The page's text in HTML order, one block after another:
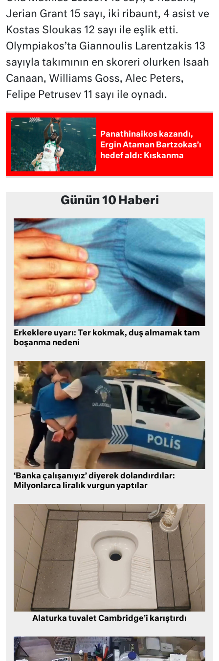
Jerian Grant 15 sayı, iki ribaunt, 4 asist ve
Kostas Sloukas 12 sayı ile eşlik etti.
Olympiakos’ta Giannoulis Larentzakis 13
sayıyla takımının en skoreri olurken Isaah
Canaan, Williams Goss, Alec Peters,
Felipe Petrusev 11 sayı ile oynadı.
Panathinaikos kazandı,
Ergin Ataman Bartzokas’ı
hedef aldı: Kıskanma
Günün 10 Haberi
Erkeklere uyarı: Ter kokmak, duş almamak tam
boşanma nedeni
‘Banka çalışanıyız’ diyerek dolandırdılar:
Milyonlarca liralık vurgun yaptılar
Alaturka tuvalet Cambridge’i karıştırdı